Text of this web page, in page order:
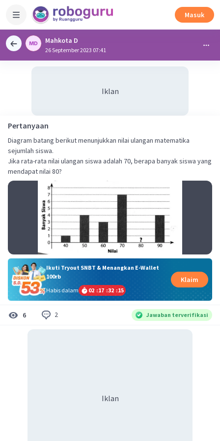
Masuk
Mahkota D
26 September 2023 07:41
Iklan
Pertanyaan
Diagram batang berikut menunjukkan nilai ulangan matematika
sejumlah siswa.
Jika rata-rata nilai ulangan siswa adalah 70, berapa banyak siswa yang
mendapat nilai 80?
Ikuti Tryout SNBT & Menangkan E-Wallet
100rb
Habis dalam
02 :17 :32 :14
Klaim
6 2 Jawaban terverifikasi
Iklan